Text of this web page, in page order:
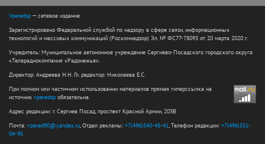
Vperedsp — сетевое издание
Зарегистрировано Федеральной службой по надзору в сфере связи, информационных
технологий и массовых коммуникаций (Роскомнадзор) Эл. № ФС77-78093 от 20 марта 2020 г.
Учредитель: Муниципальное автономное учреждение Сергиево-Посадского городского округа
«Телерадиокомпания «Радонежье».
Директор: Андреева Н.Н. Гл. редактор: Николаева Е.С.
При полном или частичном использовании материалов прямая гиперссылка на
источник vperedsp обязательна.
Адрес редакции: г. Сергиев Посад, проспект Красной Армии, 203В
Почта: vpered90@yandex.ru, Отдел рекламы: +7(496)540-48-41, Телефон редакции: +7(496)551-
04-95